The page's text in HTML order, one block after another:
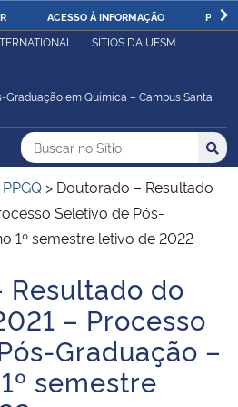
IR
O
ACESSO À INFORMAÇÃO
Pública
e Abastecimento
SÍTIOS DA UFSM
Graduação em Química – Campus Santa
do Sítio
Busca
Buscar no no Sítio
Busca:
PPGQ > Doutorado – Resultado
Seletivo de Pós-
1º semestre letivo de 2022
Resultado do
– Processo
Graduação –
semestre